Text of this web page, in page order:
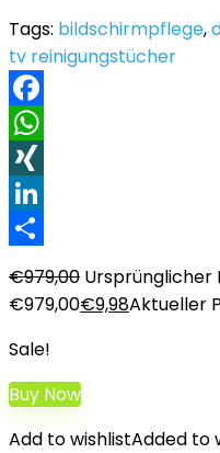
Tags: bildschirmpflege,
tv reinigungstücher
Facebook
WhatsApp
XING
LinkedIn
€979,00 Ursprünglicher
€979,00€9,98Aktueller
Sale!
Buy Now
Add to wishlistAdded to